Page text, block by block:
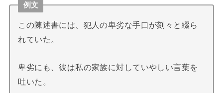
例文
この陳述書には、犯人の卑劣な手口が刻々と綴ら
れていた。
卑劣にも、彼は私の家族に対していやしい言葉を
吐いた。